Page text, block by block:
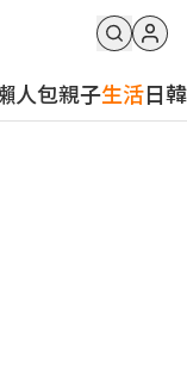
人包親子生活日韓